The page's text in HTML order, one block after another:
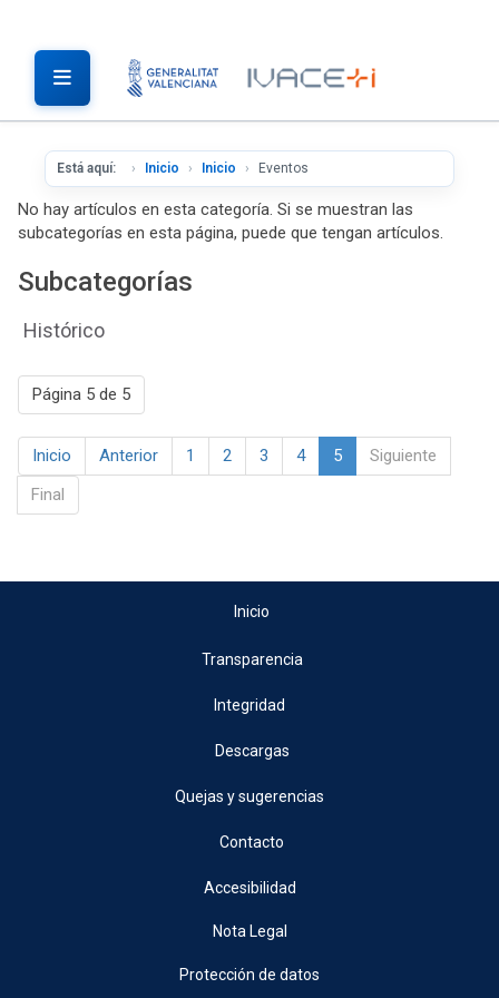
Está aquí: Inicio Inicio Eventos
No hay artículos en esta categoría. Si se muestran las
subcategorías en esta página, puede que tengan artículos.
Subcategorías
Histórico
Página 5 de 5
Inicio Anterior 1 2 3 4 5
Siguiente
Final
Inicio
Transparencia
Integridad
Descargas
Quejas y sugerencias
Contacto
Accesibilidad
Nota Legal
Protección de datos